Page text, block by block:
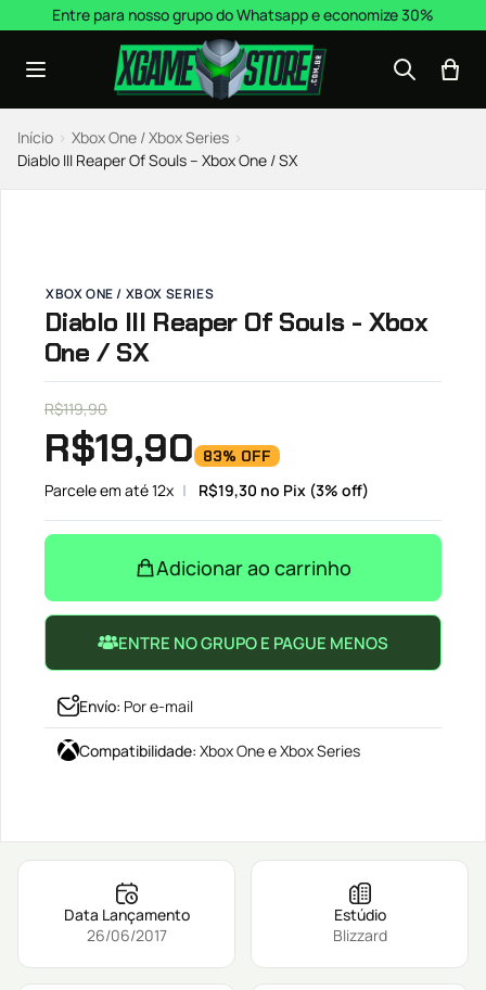
Pular para o conteúdo
Entre para nosso grupo do Whatsapp e economize 30%
Início › Xbox One / Xbox Series ›
Diablo III Reaper Of Souls – Xbox One / SX
XBOX ONE / XBOX SERIES
Diablo III Reaper Of Souls - Xbox
One / SX
R$119,90
R$19,90 83% OFF
Parcele em até 12x R$19,30 no Pix (3% off)
Adicionar ao carrinho
ENTRE NO GRUPO E PAGUE MENOS
Envío: Por e-mail
Compatibilidade: Xbox One e Xbox Series
Data Lançamento
26/06/2017
Estúdio
Blizzard